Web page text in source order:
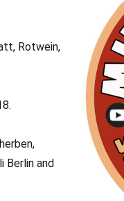
Rotwein,
Berlin and